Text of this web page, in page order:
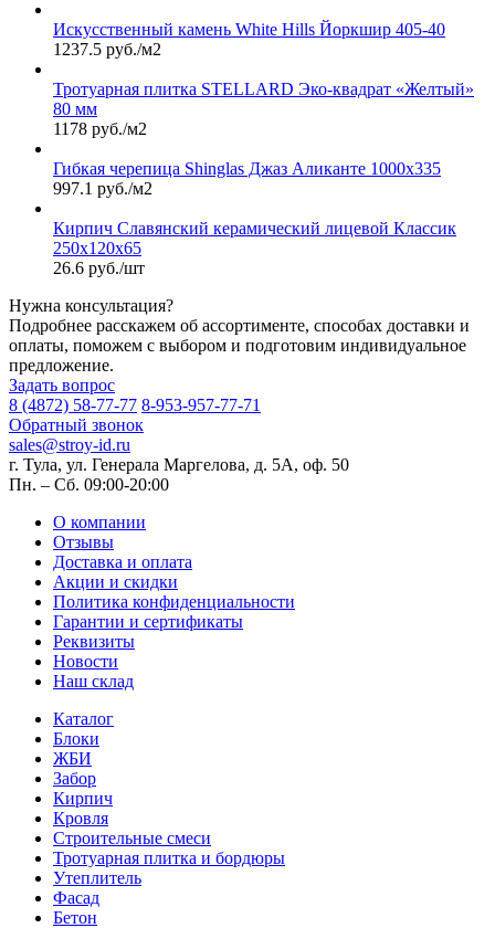
Искусственный камень White Hills Йоркшир 405-40
1237.5 руб./м2
Тротуарная плитка STELLARD Эко-квадрат «Желтый»
80 мм
1178 руб./м2
Гибкая черепица Shinglas Джаз Аликанте 1000х335
997.1 руб./м2
Кирпич Славянский керамический лицевой Классик
250х120х65
26.6 руб./шт
Нужна консультация?
Подробнее расскажем об ассортименте, способах доставки и
оплаты, поможем с выбором и подготовим индивидуальное
предложение.
Задать вопрос
8 (4872) 58-77-77 8-953-957-77-71
Обратный звонок
sales@stroy-id.ru
г. Тула, ул. Генерала Маргелова, д. 5А, оф. 50
Пн. – Cб. 09:00-20:00
О компании
Отзывы
Доставка и оплата
Акции и скидки
Политика конфиденциальности
Гарантии и сертификаты
Реквизиты
Новости
Наш склад
Каталог
Блоки
ЖБИ
Забор
Кирпич
Кровля
Строительные смеси
Тротуарная плитка и бордюры
Утеплитель
Фасад
Бетон